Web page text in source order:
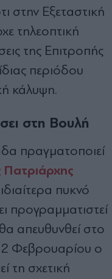
στην Εξεταστική
τηλεοπτική
της Επιτροπής
περιόδου
κάλυψη.
στη Βουλή
πραγματοποιεί
Πατριάρχης
πυκνό
προγραμματιστεί
απευθυνθεί στο
Φεβρουαρίου ο
τη σχετική